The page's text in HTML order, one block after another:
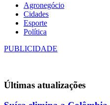
Agronegócio
Cidades
Esporte
Política
PUBLICIDADE
Últimas atualizações